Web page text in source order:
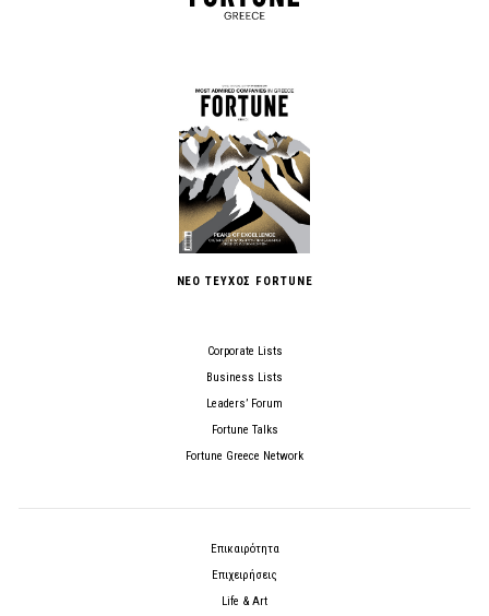
ΝΕΟ ΤΕΥΧΟΣ FORTUNE
Corporate Lists
Business Lists
Leaders’ Forum
Fortune Talks
Fortune Greece Network
Επικαιρότητα
Επιχειρήσεις
Life & Art